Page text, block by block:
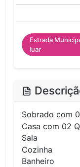
Estrada
luar
Sobrado com
Casa com 02
Sala
Cozinha
Banheiro